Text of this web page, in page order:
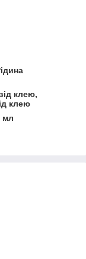
клею,
клею
мл